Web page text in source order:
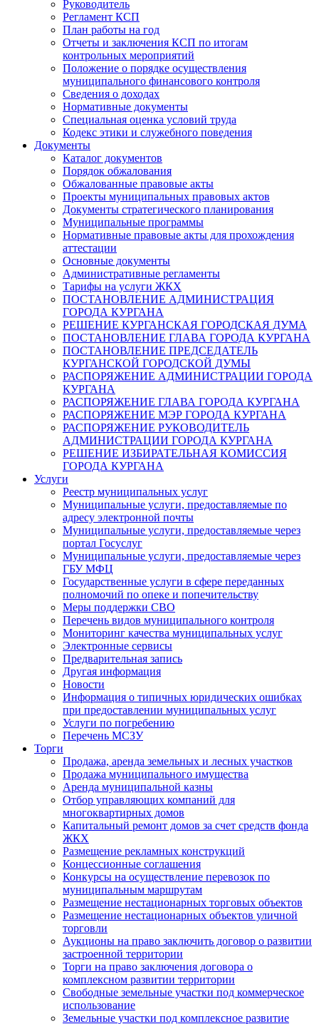
Руководитель
Регламент КСП
План работы на год
Отчеты и заключения КСП по итогам
контрольных мероприятий
Положение о порядке осуществления
муниципального финансового контроля
Сведения о доходах
Нормативные документы
Специальная оценка условий труда
Кодекс этики и служебного поведения
Документы
Каталог документов
Порядок обжалования
Обжалованные правовые акты
Проекты муниципальных правовых актов
Документы стратегического планирования
Муниципальные программы
Нормативные правовые акты для прохождения
аттестации
Основные документы
Административные регламенты
Тарифы на услуги ЖКХ
ПОСТАНОВЛЕНИЕ АДМИНИСТРАЦИЯ
ГОРОДА КУРГАНА
РЕШЕНИЕ КУРГАНСКАЯ ГОРОДСКАЯ ДУМА
ПОСТАНОВЛЕНИЕ ГЛАВА ГОРОДА КУРГАНА
ПОСТАНОВЛЕНИЕ ПРЕДСЕДАТЕЛЬ
КУРГАНСКОЙ ГОРОДСКОЙ ДУМЫ
РАСПОРЯЖЕНИЕ АДМИНИСТРАЦИИ ГОРОДА
КУРГАНА
РАСПОРЯЖЕНИЕ ГЛАВА ГОРОДА КУРГАНА
РАСПОРЯЖЕНИЕ МЭР ГОРОДА КУРГАНА
РАСПОРЯЖЕНИЕ РУКОВОДИТЕЛЬ
АДМИНИСТРАЦИИ ГОРОДА КУРГАНА
РЕШЕНИЕ ИЗБИРАТЕЛЬНАЯ КОМИССИЯ
ГОРОДА КУРГАНА
Услуги
Реестр муниципальных услуг
Муниципальные услуги, предоставляемые по
адресу электронной почты
Муниципальные услуги, предоставляемые через
портал Госуслуг
Муниципальные услуги, предоставляемые через
ГБУ МФЦ
Государственные услуги в сфере переданных
полномочий по опеке и попечительству
Меры поддержки СВО
Перечень видов муниципального контроля
Мониторинг качества муниципальных услуг
Электронные сервисы
Предварительная запись
Другая информация
Новости
Информация о типичных юридических ошибках
при предоставлении муниципальных услуг
Услуги по погребению
Перечень МСЗУ
Торги
Продажа, аренда земельных и лесных участков
Продажа муниципального имущества
Аренда муниципальной казны
Отбор управляющих компаний для
многоквартирных домов
Капитальный ремонт домов за счет средств фонда
ЖКХ
Размещение рекламных конструкций
Концессионные соглашения
Конкурсы на осуществление перевозок по
муниципальным маршрутам
Размещение нестационарных торговых объектов
Размещение нестационарных объектов уличной
торговли
Аукционы на право заключить договор о развитии
застроенной территории
Торги на право заключения договора о
комплексном развитии территории
Свободные земельные участки под коммерческое
использование
Земельные участки под комплексное развитие